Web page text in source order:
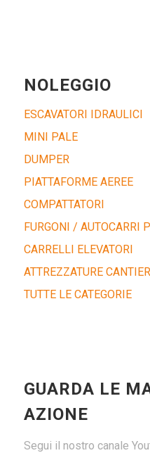
NOLEGGIO
ESCAVATORI IDRAULICI
MINI PALE
DUMPER
PIATTAFORME AEREE
COMPATTATORI
FURGONI / AUTOCARRI
CARRELLI ELEVATORI
ATTREZZATURE
TUTTE LE CATEGORIE
GUARDA LE
AZIONE
Segui il nostro canale